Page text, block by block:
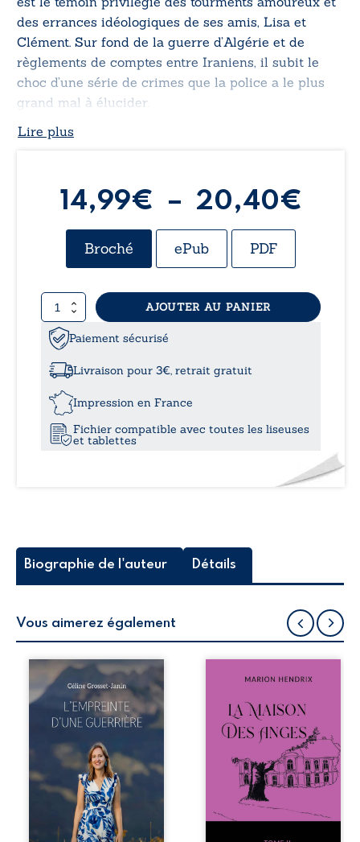
des errances idéologiques de ses amis, Lisa et
Clément. Sur fond de la guerre d’Algérie et de
règlements de comptes entre Iraniens, il subit le
choc d’une série de crimes que la police a le plus
grand mal à élucider.
Lire plus
14,99€ – 20,40€
Broché ePub PDF
quantité
de
Lisa
AJOUTER AU PANIER
Paiement sécurisé
Livraison pour 3€, retrait gratuit
Impression en France
Fichier compatible avec toutes les liseuses
et tablettes
Biographie de l'auteur Détails
Vous aimerez également
Que reste-t-il de
l’enfance lorsque
la maladie impose
ses propres règles
? L’empreinte
d’une guerrière
livre, sans détour,
le récit d’un
quotidien
bouleversé par la
maladie
chronique,
Nous sommes en
après le décès du
patriarche
Anatole-Eustache.
La famille devra
affronter non
seulement un
inconnu qui rôde
autour du
domaine et dont